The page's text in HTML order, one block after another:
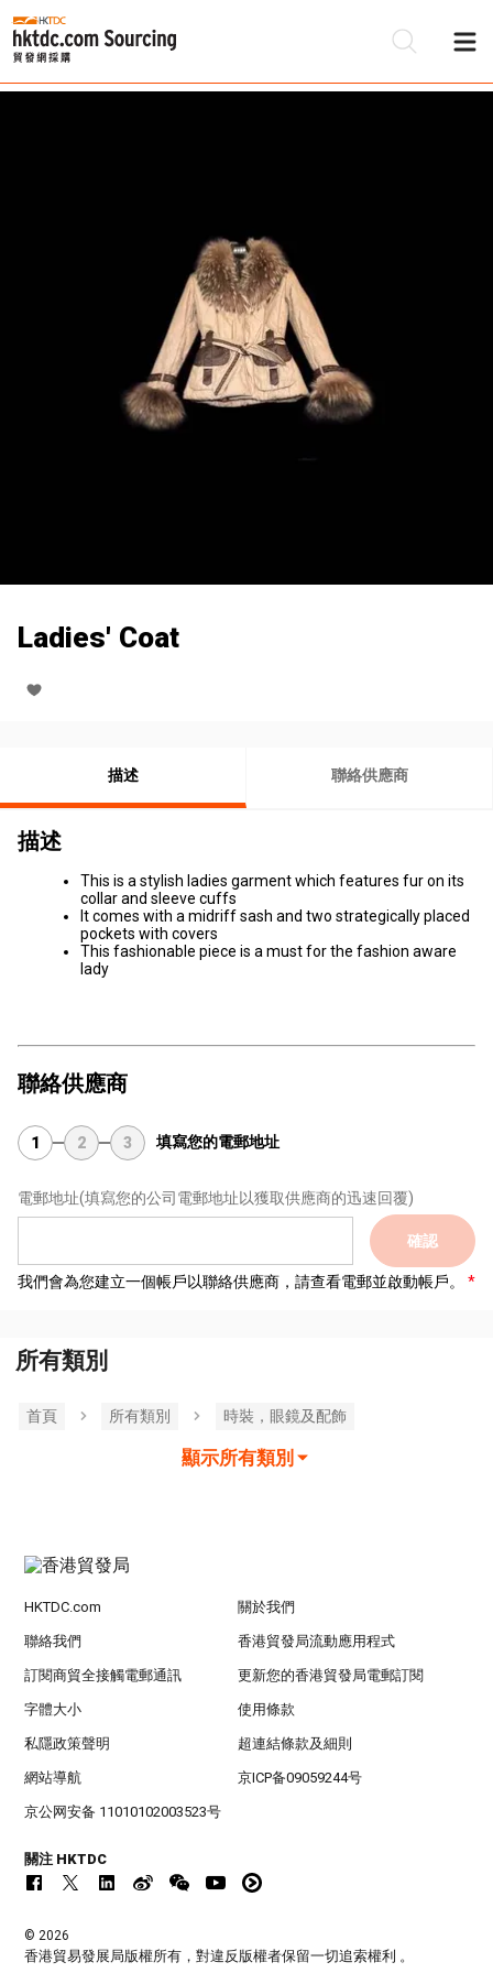
Ladies' Coat
描述 聯絡供應商
描述
This is a stylish ladies garment which features fur on its
collar and sleeve cuffs
It comes with a midriff sash and two strategically placed
pockets with covers
This fashionable piece is a must for the fashion aware
lady
聯絡供應商
1 2 3 填寫您的電郵地址
電郵地址(填寫您的公司電郵地址以獲取供應商的迅速回覆)
確認
我們會為您建立一個帳戶以聯絡供應商，請查看電郵並啟動帳戶。
所有類別
首頁 所有類別 時裝，眼鏡及配飾
顯示所有類別
HKTDC.com 關於我們
聯絡我們 香港貿發局流動應用程式
訂閱商貿全接觸電郵通訊 更新您的香港貿發局電郵訂閱
字體大小 使用條款
私隱政策聲明 超連結條款及細則
網站導航 京ICP备09059244号
京公网安备 11010102003523号
關注 HKTDC
© 2026
香港貿易發展局版權所有，對違反版權者保留一切追索權利 。